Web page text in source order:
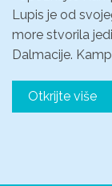
Lupis je od
more stvorila
Dalmacije.
Otkrijte više